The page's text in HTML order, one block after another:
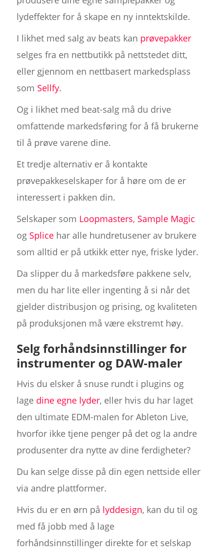
lydeffekter for å skape en ny inntektskilde.
I likhet med salg av beats kan prøvepakker
selges fra en nettbutikk på nettstedet ditt,
eller gjennom en nettbasert markedsplass
som Sellfy.
Og i likhet med beat-salg må du drive
omfattende markedsføring for å få brukerne
til å prøve varene dine.
Et tredje alternativ er å kontakte
prøvepakkeselskaper for å høre om de er
interessert i pakken din.
Selskaper som Loopmasters, Sample Magic
og Splicehar alle hundretusener av brukere
som alltid er på utkikk etter nye, friske lyder.
Da slipper du å markedsføre pakkene selv,
men du har lite eller ingenting å si når det
gjelder distribusjon og prising, og kvaliteten
på produksjonen må være ekstremt høy.
Selg forhåndsinnstillinger for
instrumenter og DAW-maler
Hvis du elsker å snuse rundt i plugins og
lage dine egne lyder, eller hvis du har laget
den ultimate EDM-malen for Ableton Live,
hvorfor ikke tjene penger på det og la andre
produsenter dra nytte av dine ferdigheter?
Du kan selge disse på din egen nettside eller
via andre plattformer.
Hvis du er en ørn på lyddesign, kan du til og
med få jobb med å lage
forhåndsinnstillinger direkte for et selskap